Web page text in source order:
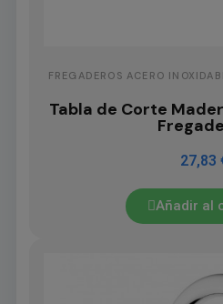
FREGADEROS ACERO
Tabla de Corte
27,83
Añadir al